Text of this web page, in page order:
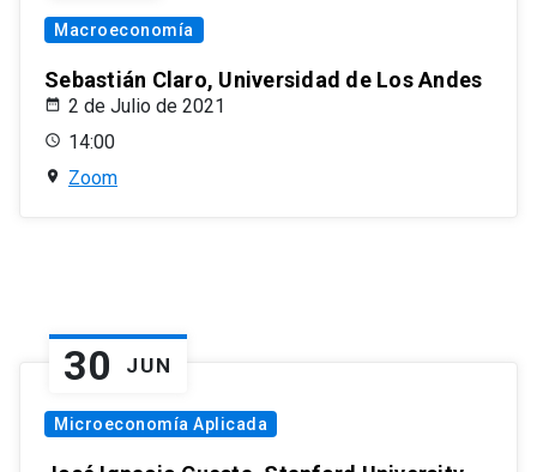
Macroeconomía
Sebastián Claro, Universidad de Los Andes
2 de Julio de 2021
14:00
Zoom
30 JUN
Microeconomía Aplicada